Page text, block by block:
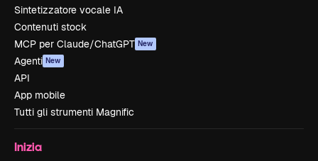
Sintetizzatore vocale IA
Contenuti stock
MCP per Claude/ChatGPT New
Agenti New
API
App mobile
Tutti gli strumenti Magnific
Inizia